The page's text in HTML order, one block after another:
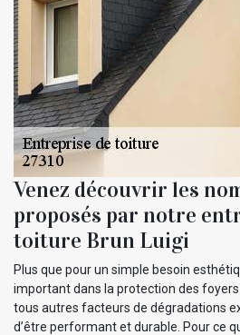
Venez découvrir les
proposés par notre
toiture Brun Luigi
Plus que pour un simple besoin
important dans la protection des
tous autres facteurs de dégradations
d’être performant et durable. Pour ce